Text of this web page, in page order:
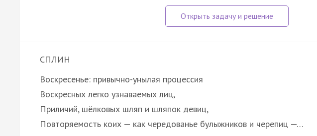
СПЛИН
Воскресенье: привычно-унылая процессия
Воскресных легко узнаваемых лиц,
Приличий, шёлковых шляп и шляпок девиц,
Повторяемость коих — как чередованье булыжников и черепиц —…